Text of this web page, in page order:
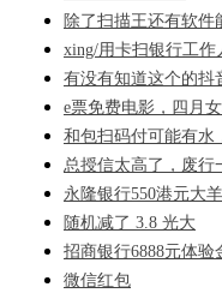
除了扫描王还有软件
xing/用卡扫银行工作
有没有知道这个的抖
e票免费电影，四月
和包扫码付可能有水
总授信太高了，废行
永隆银行550港元大
随机减了 3.8 光大
招商银行6888元体验
微信红包